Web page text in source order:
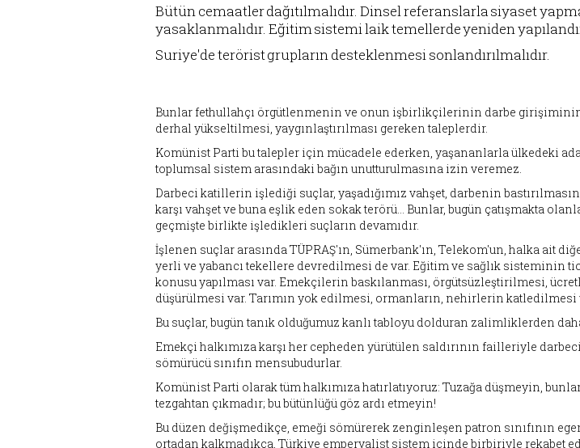
Bütün cemaatler dağıtılmalıdır. Dinsel referanslarla siyaset
yasaklanmalıdır. Eğitim sistemi laik temellerde yeniden
Suriye'de terörist grupların desteklenmesi sonlandırılmalıdır.
Bunlar fethullahçı örgütlenmenin ve onun işbirlikçilerinin darbe
derhal yükseltilmesi, yaygınlaştırılması gereken taleplerdir.
Komünist Parti bu talepler için mücadele ederken, yaşananlarla ülkedeki
toplumsal sistem arasındaki bağın unutturulmasına izin veremez.
Darbeci katillerin işlediği suçlar, yaşadığımız vahşet, darbenin
karşı vahşet ve buna eşlik eden sokak terörü… Bunlar, bugün çatışmakta
geçmişte birlikte işledikleri suçların devamıdır.
İşlenen suçlar arasında TÜPRAŞ'ın, Sümerbank'ın, Telekom'un, halka ait
yerli ve yabancı tekellere devredilmesi de var. Eğitim ve sağlık sisteminin
konusu yapılması var. Emekçilerin baskılanması, örgütsüzleştirilmesi,
düşürülmesi var. Tarımın yok edilmesi, ormanların, nehirlerin katledilmesi
Bu suçlar, bugün tanık olduğumuz kanlı tabloyu dolduran zalimliklerden
Emekçi halkımıza karşı her cepheden yürütülen saldırının failleriyle
sömürücü sınıfın mensubudurlar.
Komünist Parti olarak tüm halkımıza hatırlatıyoruz: Tuzağa düşmeyin,
tezgahtan çıkmadır; bu bütünlüğü göz ardı etmeyin!
Bu düzen değişmedikçe, emeği sömürerek zenginleşen patron sınıfının
ortadan kalkmadıkça, Türkiye emperyalist sistem içinde birbiriyle rekabet